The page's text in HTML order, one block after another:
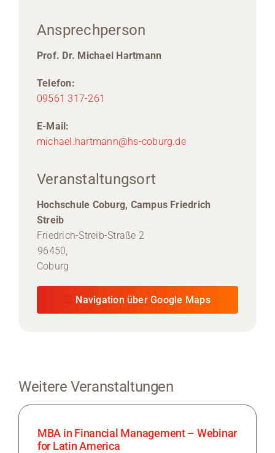
Ansprechperson
Prof. Dr. Michael Hartmann
Telefon:
09561 317-261
E-Mail:
michael.hartmann@hs-coburg.de
Veranstaltungsort
Hochschule Coburg, Campus Friedrich
Streib
Friedrich-Streib-Straße 2
96450,
Coburg
Navigation über Google Maps
Weitere Veranstaltungen
MBA in Financial Management – Webinar
for Latin America